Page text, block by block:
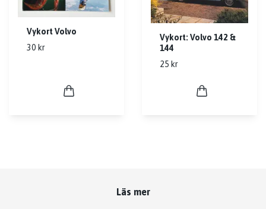
Vykort Volvo
30 kr
Vykort: Volvo 142 &
144
25 kr
Läs mer